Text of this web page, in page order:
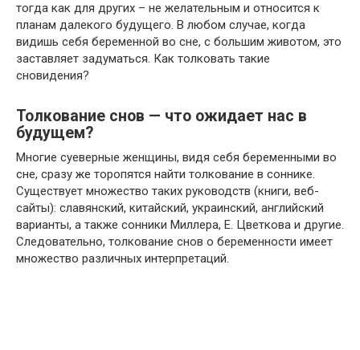
тогда как для других – не желательным и относится к
планам далекого будущего. В любом случае, когда
видишь себя беременной во сне, с большим животом, это
заставляет задуматься. Как толковать такие
сновидения?
Толкование снов — что ожидает нас в
будущем?
Многие суеверные женщины, видя себя беременными во
сне, сразу же торопятся найти толкование в соннике.
Существует множество таких руководств (книги, веб-
сайты): славянский, китайский, украинский, английский
варианты, а также сонники Миллера, Е. Цветкова и другие.
Следовательно, толкование снов о беременности имеет
множество различных интерпретаций.